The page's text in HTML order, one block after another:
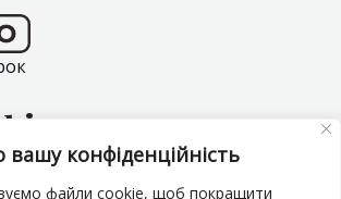
конфіденційність
файли cookie, щоб покращити
як наука
курс1. Географія як наука